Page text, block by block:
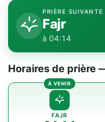
PRIÈRE SUIVANTE
Fajr
à 04:14
FAJR